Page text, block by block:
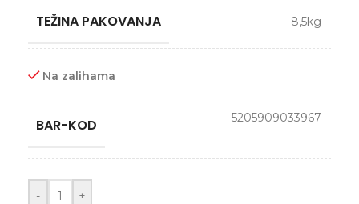
TEŽINA PAKOVANJA 8,5kg
Na zalihama
BAR-KOD 5205909033967
- +